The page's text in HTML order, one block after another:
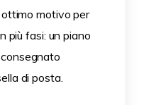
ottimo motivo per
più fasi: un piano
di posta.